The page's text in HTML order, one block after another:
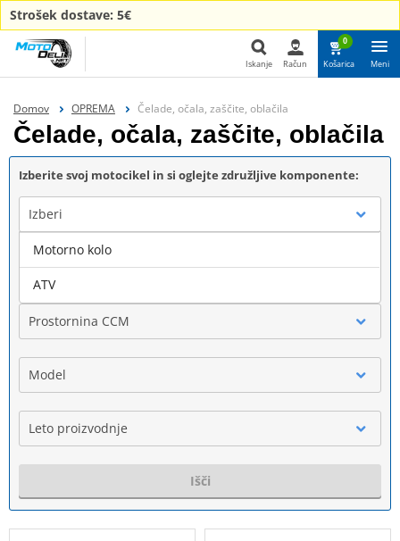
Strošek dostave: 5€
Iskanje Račun
0
Košarica Meni
Domov OPREMA Čelade, očala, zaščite, oblačila
Čelade, očala, zaščite, oblačila
Izberite svoj motocikel in si oglejte združljive komponente:
Izberi
Blagovna znamka
Prostornina CCM
Model
Leto proizvodnje
Išči
Motorno kolo
ATV